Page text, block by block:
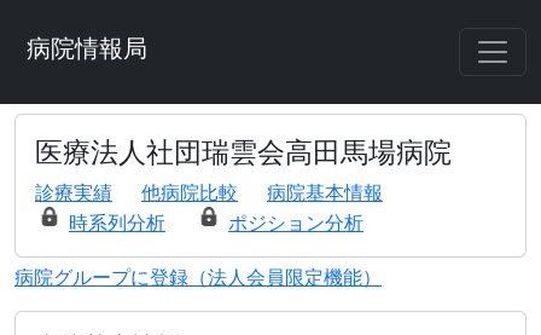
病院情報局
医療法人社団瑞雲会高田馬場病院
診療実績 他病院比較
病院基本情報
時系列分析
ポジション分析
病院グループに登録（法人会員限定機能）